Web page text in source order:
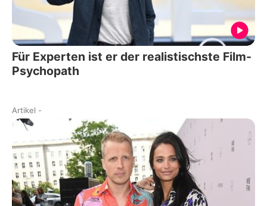
Für Experten ist er der realistischste Film-
Psychopath
Artikel -